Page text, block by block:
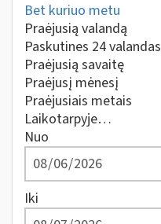
Bet kuriuo metu
Praėjusią valandą
Paskutines 24 valandas
Praėjusią savaitę
Praėjusį mėnesį
Praėjusiais metais
Laikotarpyje…
Nuo
Iki